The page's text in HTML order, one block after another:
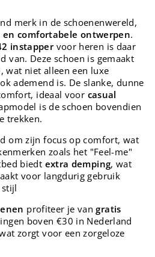
merk in de schoenenwereld,
comfortabele ontwerpen.
instappervoor heren is daar
van. Deze schoen is gemaakt
, wat niet alleen een luxe
ademend is. De slanke, dunne
ideaal voor casual
is de schoen bovendien
trekken.
om zijn focus op comfort, wat
zoals het "Feel-me"
biedt extra demping, wat
voor langdurig gebruik
profiteer je vangratis
boven €30 in Nederland
zorgt voor een zorgeloze